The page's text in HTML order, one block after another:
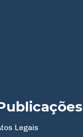
Legais